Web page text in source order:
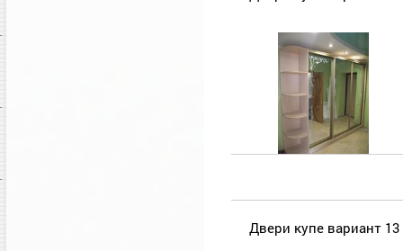
Двери купе вариант 13